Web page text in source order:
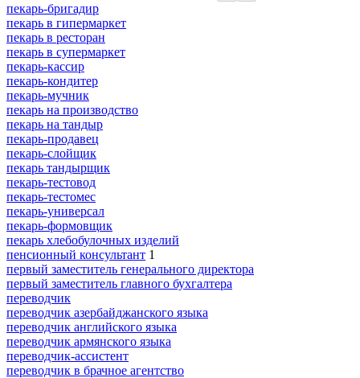
пекарь-бригадир
пекарь в гипермаркет
пекарь в ресторан
пекарь в супермаркет
пекарь-кассир
пекарь-кондитер
пекарь-мучник
пекарь на производство
пекарь на тандыр
пекарь-продавец
пекарь-слойщик
пекарь тандырщик
пекарь-тестовод
пекарь-тестомес
пекарь-универсал
пекарь-формовщик
пекарь хлебобулочных изделий
пенсионный консультант 1
первый заместитель генерального директора
первый заместитель главного бухгалтера
переводчик
переводчик азербайджанского языка
переводчик английского языка
переводчик армянского языка
переводчик-ассистент
переводчик в брачное агентство